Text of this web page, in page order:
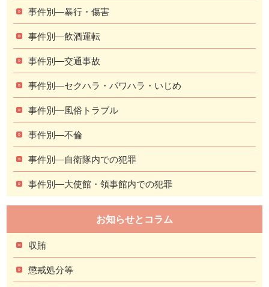
事件別―暴行・傷害
事件別―飲酒運転
事件別―交通事故
事件別―セクハラ・パワハラ・いじめ
事件別―風俗トラブル
事件別―不倫
事件別―自衛隊内での犯罪
事件別―大使館・領事館内での犯罪
お知らせとコラム
収賄
懲戒処分等